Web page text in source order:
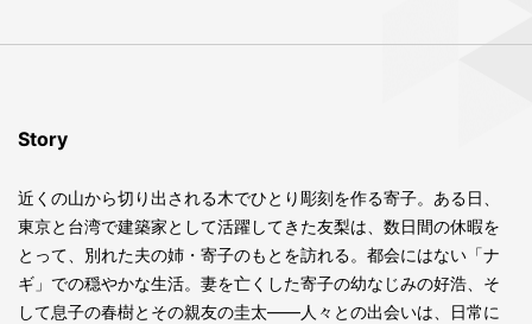
Story
近くの山から切り出される木でひとり彫刻を作る寄子。ある日、
東京と台湾で建築家として活躍してきた友梨は、数日間の休暇を
とって、別れた夫の姉・寄子のもとを訪れる。都会にはない「ナ
ギ」での穏やかな生活。妻を亡くした寄子の幼なじみの好浩、そ
して息子の春樹とその親友の圭太――人々との出会いは、日常に